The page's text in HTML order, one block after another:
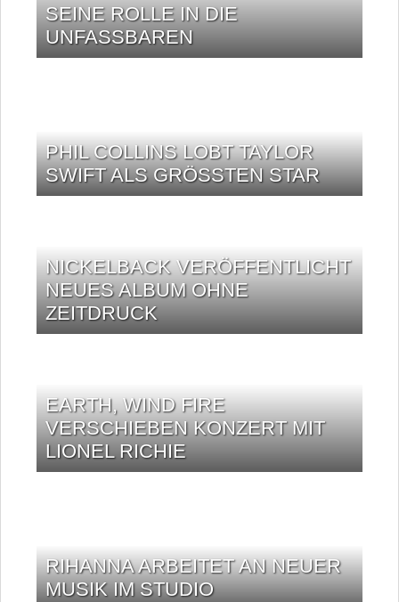
SEINE ROLLE IN DIE
UNFASSBAREN
PHIL COLLINS LOBT TAYLOR
SWIFT ALS GRÖSSTEN STAR
NICKELBACK VERÖFFENTLICHT
NEUES ALBUM OHNE
ZEITDRUCK
EARTH, WIND FIRE
VERSCHIEBEN KONZERT MIT
LIONEL RICHIE
RIHANNA ARBEITET AN NEUER
MUSIK IM STUDIO